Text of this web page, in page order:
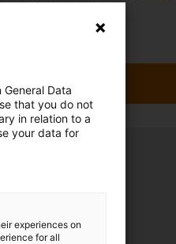
Data
that you do not
in relation to a
your data for
experiences on
for all